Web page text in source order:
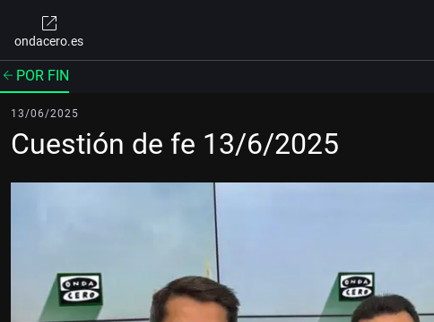
ondacero.es
POR FIN
13/06/2025
Cuestión de fe 13/6/2025